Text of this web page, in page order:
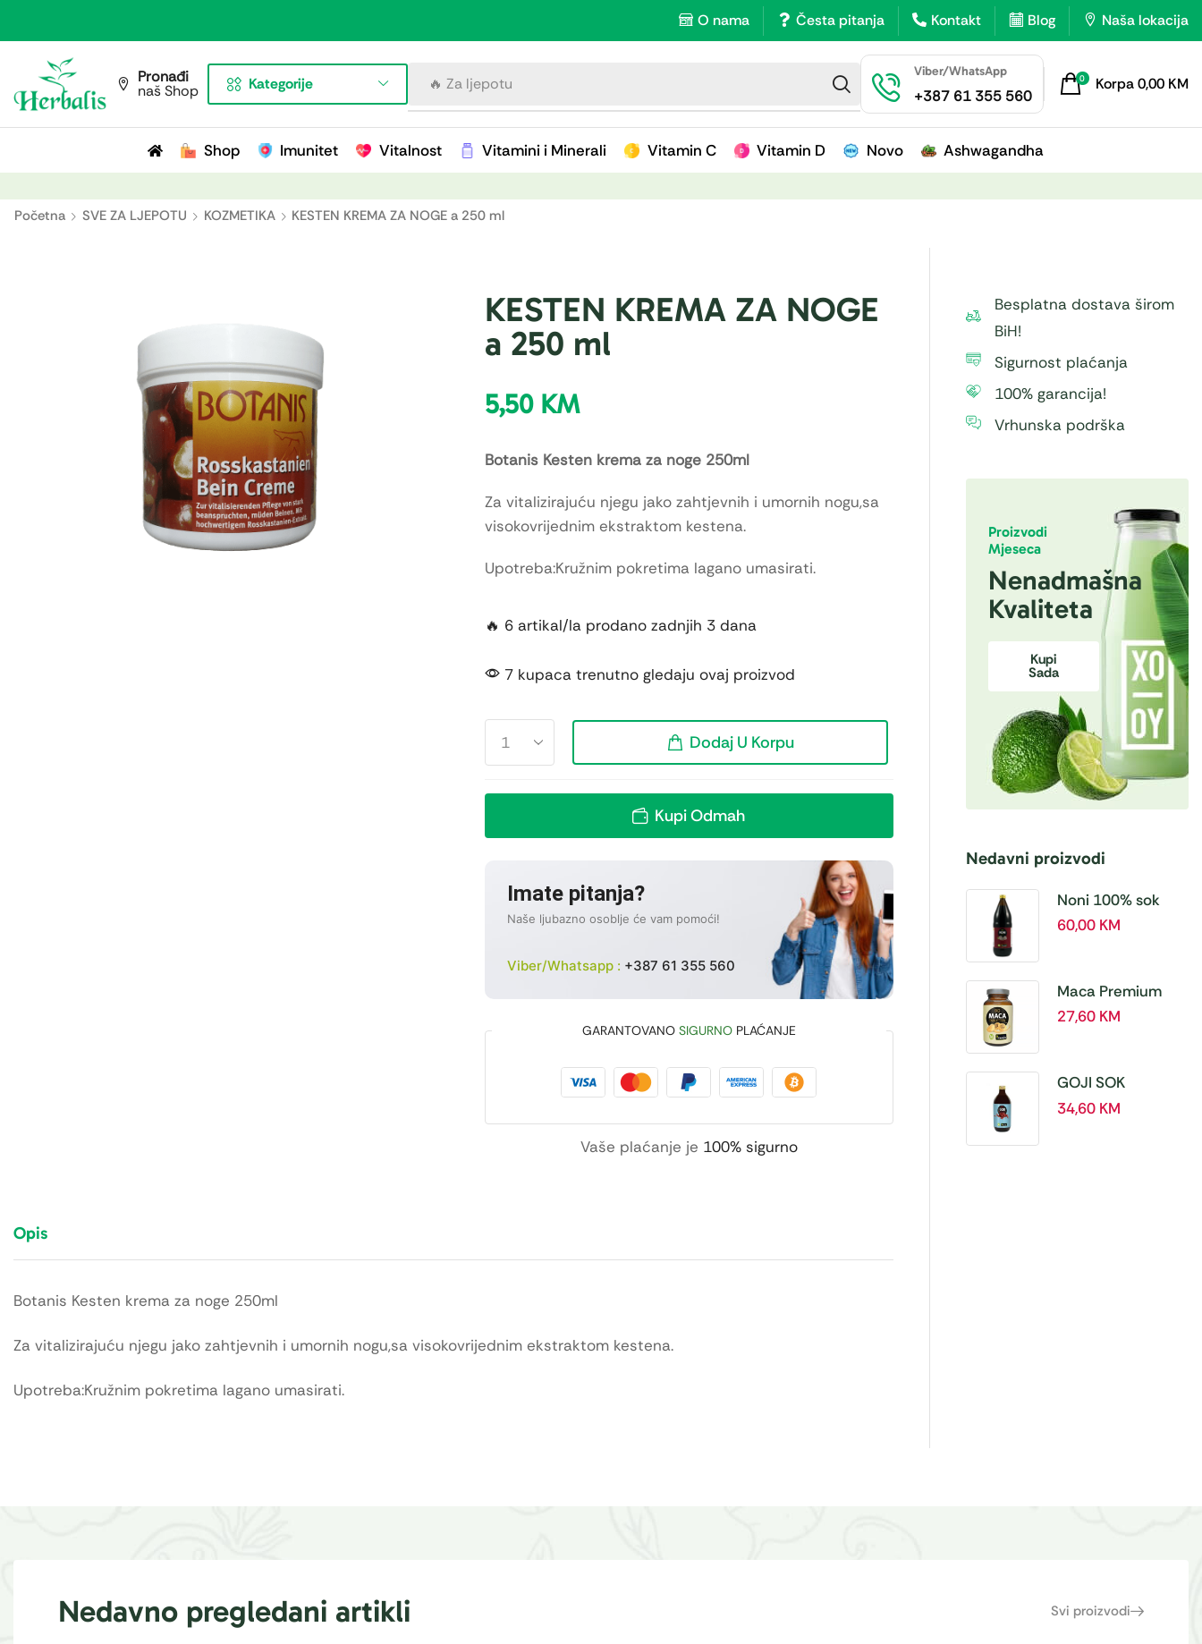
O nama Česta pitanja Kontakt Blog Naša lokacija
Pronađi
naš Shop Kategorije 🔥 Za imunitet
Viber/WhatsApp
+387 61 355 560
0 Korpa0,00 KM
Shop Imunitet Vitalnost Vitamini i Minerali Vitamin C Vitamin D Novo Ashwagandha
Početna SVE ZA LJEPOTU KOZMETIKA KESTEN KREMA ZA NOGE a 250 ml
KESTEN KREMA ZA NOGE
a 250 ml
5,50 KM
Botanis Kesten krema za noge 250ml
Za vitalizirajuću njegu jako zahtjevnih i umornih nogu,sa
visokovrijednim ekstraktom kestena.
Upotreba:Kružnim pokretima lagano umasirati.
🔥 6 artikal/la prodano zadnjih 3 dana
7 kupaca trenutno gledaju ovaj proizvod
Dodaj U Korpu
Kupi Odmah
Imate pitanja?
Naše ljubazno osoblje će vam pomoći!
Viber/Whatsapp : +387 61 355 560
GARANTOVANO SIGURNOPLAĆANJE
Vaše plaćanje je 100% sigurno
Opis
Botanis Kesten krema za noge 250ml
Za vitalizirajuću njegu jako zahtjevnih i umornih nogu,sa visokovrijednim ekstraktom kestena.
Upotreba:Kružnim pokretima lagano umasirati.
Besplatna dostava širom
BiH!
Sigurnost plaćanja
100% garancija!
Vrhunska podrška
Proizvodi
Mjeseca
Nenadmašna
Kvaliteta
Kupi
Sada
Nedavni proizvodi
Noni 100% sok
BIO, a 1L – Hanoju
60,00 KM
Maca Premium
BIO 500 mg
27,60 KM
GOJI SOK
PREMIUM 100% a
34,60 KM
Nedavno pregledani artikli Svi proizvodi